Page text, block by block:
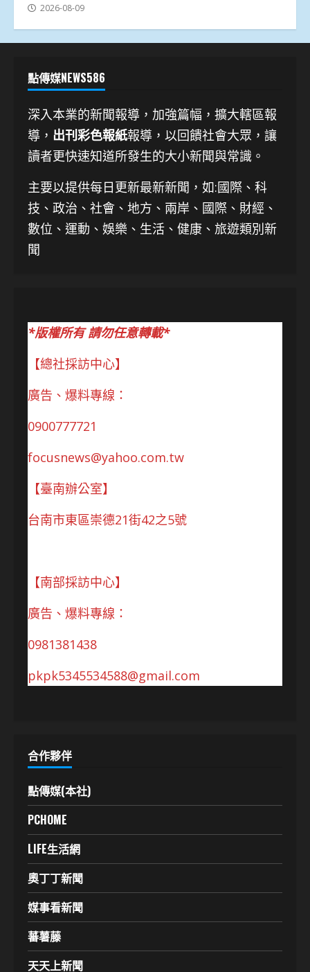
2026-08-09
點傳媒NEWS586
深入本業的新聞報導，加強篇幅，擴大轄區報
導， 出刊彩色報紙報導，以回饋社會大眾，讓
讀者更快速知道所發生的大小新聞與常識。
主要以提供每日更新最新新聞 ，如:國際、科
技、 政治、社會、地方、兩岸、國際、財經、
數位、運動、娛樂、生活、健康、旅遊類別新
聞
*版權所有 請勿任意轉載*
【總社採訪中心】
廣告、爆料專線：
0900777721
focusnews@yahoo.com.tw
【臺南辦公室】
台南市東區崇德21街42之5號
【南部採訪中心】
廣告、爆料專線：
0981381438
pkpk5345534588@gmail.com
合作夥伴
點傳媒(本社)
PCHOME
LIFE生活網
奧丁丁新聞
媒事看新聞
蕃薯藤
天天上新聞